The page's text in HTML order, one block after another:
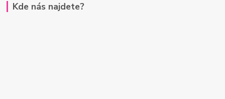
Kde nás najdete?